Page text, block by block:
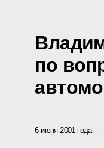
по
6 июня 2001 года